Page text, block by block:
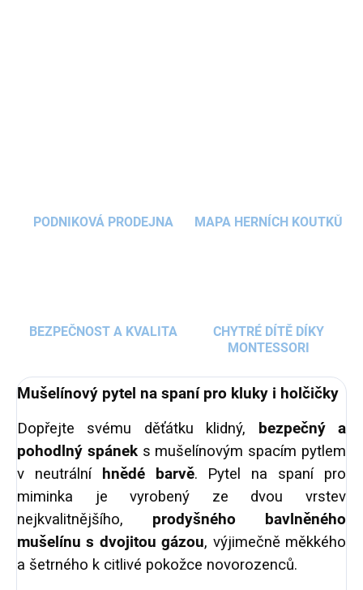
PODNIKOVÁ PRODEJNA MAPA HERNÍCH KOUTKŮ
BEZPEČNOST A KVALITA
CHYTRÉ DÍTĚ DÍKY
MONTESSORI
Mušelínový pytel na spaní pro kluky i holčičky
Dopřejte svému děťátku klidný, bezpečný a
pohodlný spáneks mušelínovým spacím pytlem
v neutrální hnědé barvě. Pytel na spaní pro
miminka je vyrobený ze dvou vrstev
nejkvalitnějšího, prodyšného bavlněného
mušelínu s dvojitou gázou, výjimečně měkkého
a šetrného k citlivé pokožce novorozenců.